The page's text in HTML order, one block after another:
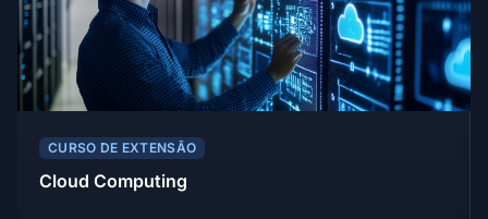
CURSO DE EXTENSÃO
Cloud Computing